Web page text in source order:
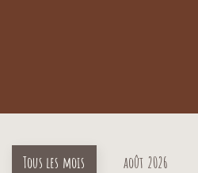
Tous les mois août 2026